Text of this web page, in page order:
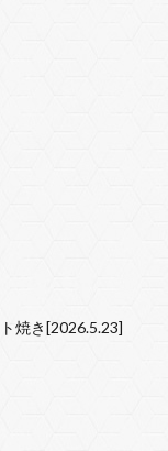
焼き[2026.5.23]